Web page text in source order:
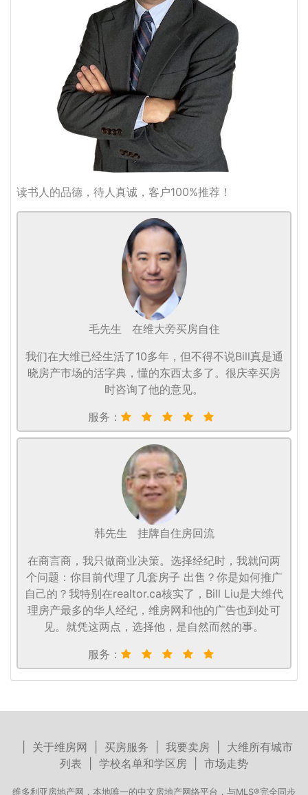
读书人的品德，待人真诚，客户100%推荐！
毛先生
在维大旁买房自住
我们在大维已经生活了10多年，但不得不说Bill真是通
晓房产市场的活字典，懂的东西太多了。很庆幸买房
时咨询了他的意见。
服务：
韩先生
挂牌自住房回流
在商言商，我只做商业决策。选择经纪时，我就问两
个问题：你目前代理了几套房子 出售？你是如何推广
自己的？我特别在realtor.ca核实了，Bill Liu是大维代
理房产最多的华人经纪，维房网和他的广告也到处可
见。就凭这两点，选择他，是自然而然的事。
服务：
关于维房网 买房服务 我要卖房
大维所有城市
列表
学校名单和学区房 市场走势
维多利亚房地产网，本地唯一的中文房地产网络平台，与MLS®完全同步